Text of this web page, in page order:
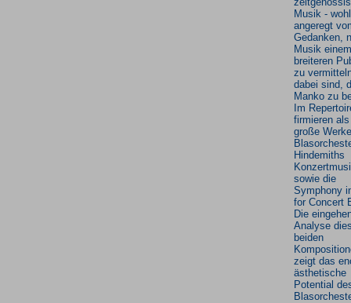
Musik -
angeregt
Gedanken,
Musik einem
breiteren
zu
dabei sind,
Manko zu
Im
firmieren
große
Hindemiths
sowie die
Symphony
for Concert
Die
Analyse
beiden
zeigt das
ästhetische
Potential